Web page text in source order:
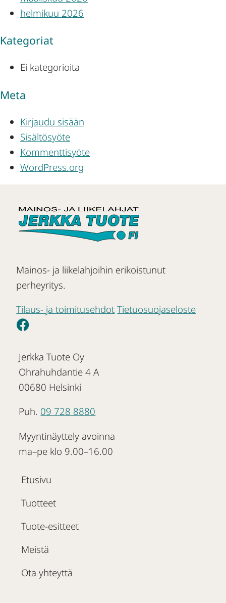
helmikuu 2026
Kategoriat
Ei kategorioita
Meta
Kirjaudu sisään
Sisältösyöte
Kommenttisyöte
WordPress.org
Mainos- ja liikelahjoihin erikoistunut
perheyritys.
Tilaus- ja toimitusehdot Tietuosuojaseloste
Jerkka Tuote Oy
Ohrahuhdantie 4 A
00680 Helsinki
Puh. 09 728 8880
Myyntinäyttely avoinna
ma–pe klo 9.00–16.00
Etusivu
Tuotteet
Tuote-esitteet
Meistä
Ota yhteyttä